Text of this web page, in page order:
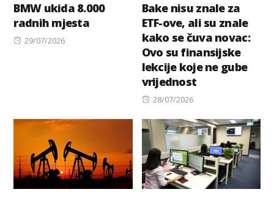
BMW ukida 8.000
radnih mjesta
Posted
29/07/2026
Bake nisu znale za
ETF-ove, ali su znale
kako se čuva novac:
Ovo su finansijske
lekcije koje ne gube
vrijednost
Posted
28/07/2026